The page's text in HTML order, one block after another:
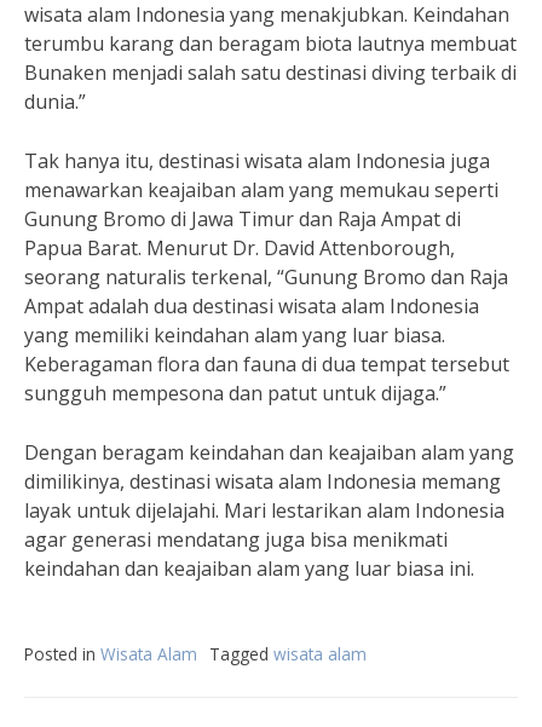
wisata alam Indonesia yang menakjubkan. Keindahan
terumbu karang dan beragam biota lautnya membuat
Bunaken menjadi salah satu destinasi diving terbaik di
dunia.”
Tak hanya itu, destinasi wisata alam Indonesia juga
menawarkan keajaiban alam yang memukau seperti
Gunung Bromo di Jawa Timur dan Raja Ampat di
Papua Barat. Menurut Dr. David Attenborough,
seorang naturalis terkenal, “Gunung Bromo dan Raja
Ampat adalah dua destinasi wisata alam Indonesia
yang memiliki keindahan alam yang luar biasa.
Keberagaman flora dan fauna di dua tempat tersebut
sungguh mempesona dan patut untuk dijaga.”
Dengan beragam keindahan dan keajaiban alam yang
dimilikinya, destinasi wisata alam Indonesia memang
layak untuk dijelajahi. Mari lestarikan alam Indonesia
agar generasi mendatang juga bisa menikmati
keindahan dan keajaiban alam yang luar biasa ini.
Posted in Wisata Alam Tagged wisata alam